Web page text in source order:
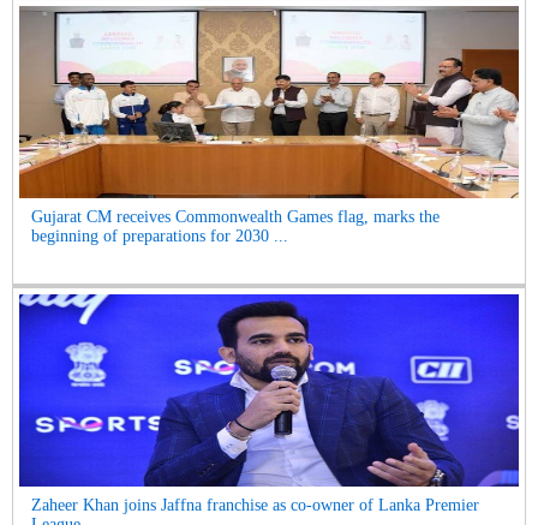
Gujarat CM receives Commonwealth Games flag, marks the
beginning of preparations for 2030 ...
Zaheer Khan joins Jaffna franchise as co-owner of Lanka Premier